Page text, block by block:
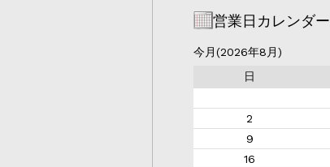
営業日カレンダー
今月(2026年8月)
日
2
9
16